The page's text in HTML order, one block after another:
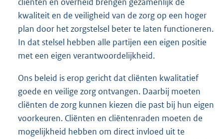
kwaliteit en de veiligheid van de zorg op een hoger
plan door het zorgstelsel beter te laten functioneren.
In dat stelsel hebben alle partijen een eigen positie
met een eigen verantwoordelijkheid.
Ons beleid is erop gericht dat cliënten kwalitatief
goede en veilige zorg ontvangen. Daarbij moeten
cliënten de zorg kunnen kiezen die past bij hun eigen
voorkeuren. Cliënten en cliëntenraden moeten de
mogelijkheid hebben om direct invloed uit te